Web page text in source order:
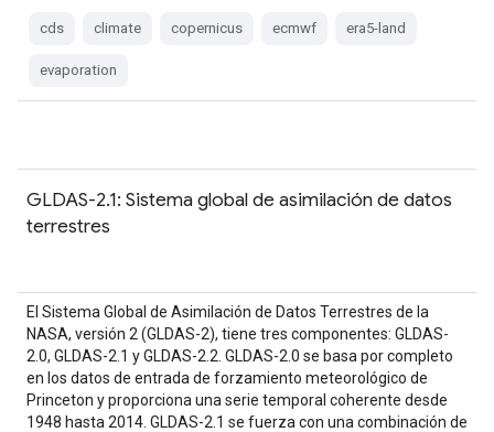
cds climate copernicus ecmwf era5-land
evaporation
GLDAS-2.1: Sistema global de asimilación de datos
terrestres
El Sistema Global de Asimilación de Datos Terrestres de la
NASA, versión 2 (GLDAS-2), tiene tres componentes: GLDAS-
2.0, GLDAS-2.1 y GLDAS-2.2. GLDAS-2.0 se basa por completo
en los datos de entrada de forzamiento meteorológico de
Princeton y proporciona una serie temporal coherente desde
1948 hasta 2014. GLDAS-2.1 se fuerza con una combinación de